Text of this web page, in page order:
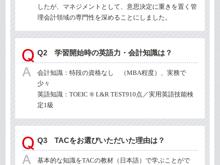
したが、マネジメントとして、意思決定に重きを置く管
理会計領域の専門性を深めることにしました。
Q2 学習開始時の英語力・会計知識は？
会計知識：特段の資格なし （MBA程度）、実務で
少々
英語知識：TOEIC ® L&R TEST910点／実用英語技能検
定1級
Q3 TACをお選びいただいた理由は？
基本的な知識をTACの教材（日本語）で学ぶことがで